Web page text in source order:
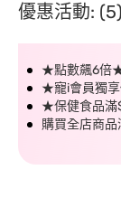
優惠活動: (5)
★點數飆6倍
★寵i會員獨
★保健食品滿
購買全店商